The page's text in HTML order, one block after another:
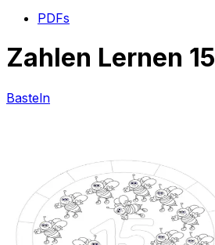
PDFs
Zahlen Lernen 15
Basteln